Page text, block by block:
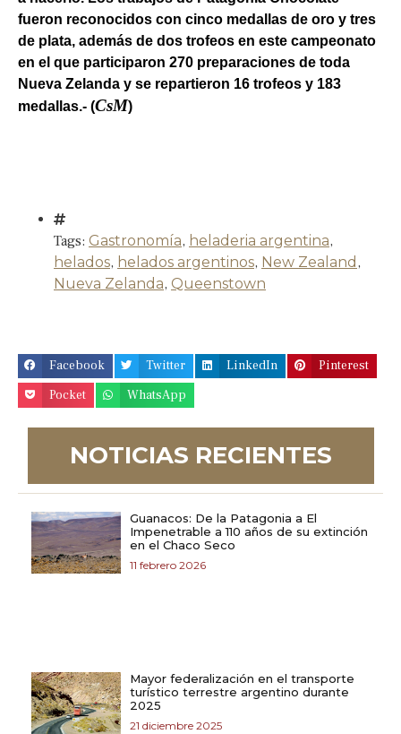
fueron reconocidos con cinco medallas de oro y tres
de plata, además de dos trofeos en este campeonato
en el que participaron 270 preparaciones de toda
Nueva Zelanda y se repartieron 16 trofeos y 183
medallas.- (CsM)
Tags: Gastronomía, heladeria argentina,
helados, helados argentinos, New Zealand ,
Nueva Zelanda, Queenstown
Facebook Twitter LinkedIn
Pinterest
Pocket
WhatsApp
NOTICIAS RECIENTES
Guanacos: De la Patagonia a El
Impenetrable a 110 años de su extinción
en el Chaco Seco
11 febrero 2026
Mayor federalización en el transporte
turístico terrestre argentino durante
2025
21 diciembre 2025